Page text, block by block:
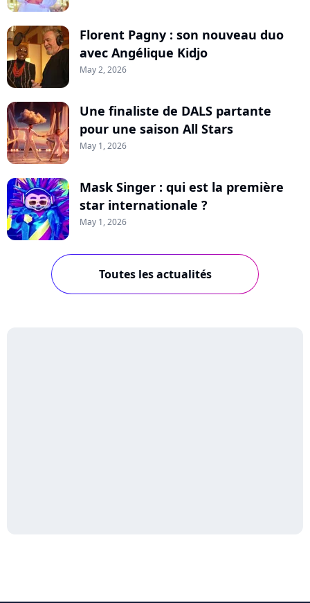
Florent Pagny : son nouveau duo
avec Angélique Kidjo
May 2, 2026
Une finaliste de DALS partante
pour une saison All Stars
May 1, 2026
Mask Singer : qui est la première
star internationale ?
May 1, 2026
Toutes les actualités